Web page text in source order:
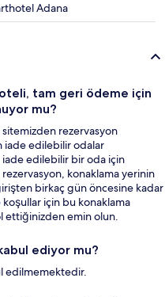
Adana
tam geri ödeme için
mu?
rezervasyon
iade edilebilir odalar
edilebilir bir oda için
rezervasyon, konaklama yerinin
birkaç gün öncesine kadar
için bu konaklama
ettiğinizden emin olun.
ediyor mu?
edilmemektedir.